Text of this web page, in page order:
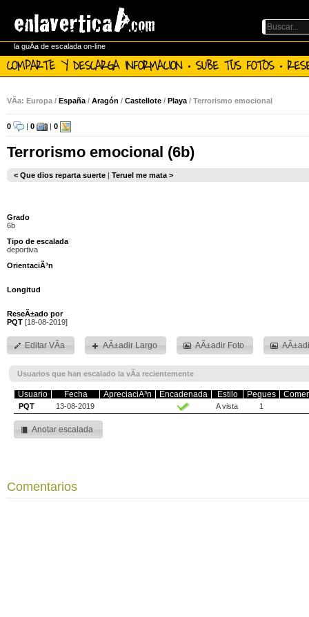
la guÃ­a de escalada on-line
COMPARTE Y DESCARGA INFORMACION · SUBE TUS FOTOS ·
VÃ­a: Europa / España / Aragón / Castellote / Playa / Terrorismo emocional
0 0 0
Terrorismo emocional (6b)
< Que dios reparta suerte Teruel me mata >
Grado
6b
Tipo de escalada
deportiva
OrientaciÃ³n
Longitud
ReseÃ±ado por
PQT [18-08-2019]
Editar VÃ­a AÃ±adir Largo AÃ±adir Foto
Usuarios que han escalado la vÃ­a recientemente
Usuario Fecha ApreciaciÃ³n Encadenada Estilo Pegues
PQT
13-08-2019 A vista 1
Anotar escalada
Comentarios